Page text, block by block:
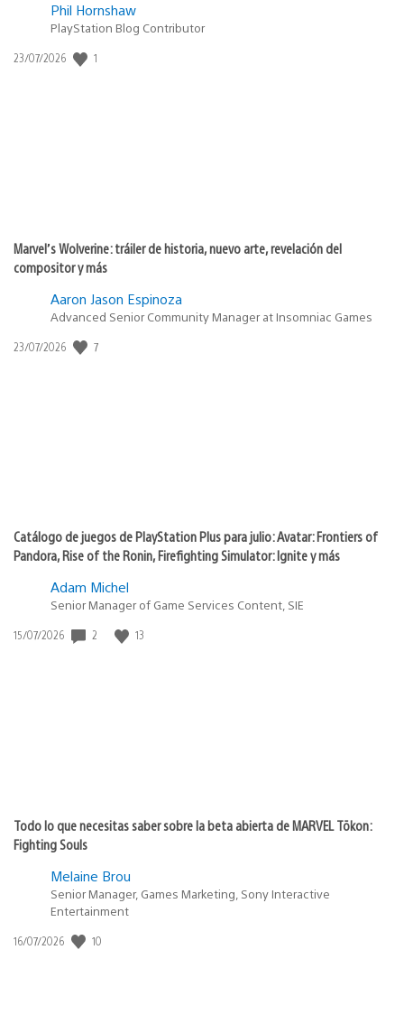
Phil Hornshaw
PlayStation Blog Contributor
Fecha
23/07/2026 1
Marvel’s Wolverine: tráiler de historia, nuevo arte, revelación del
compositor y más
Aaron Jason Espinoza
Advanced Senior Community Manager at Insomniac Games
Fecha
23/07/2026 7
Catálogo de juegos de PlayStation Plus para julio: Avatar: Frontiers of
Pandora, Rise of the Ronin, Firefighting Simulator: Ignite y más
Adam Michel
Senior Manager of Game Services Content, SIE
Fecha
15/07/2026 2 13
Todo lo que necesitas saber sobre la beta abierta de MARVEL Tōkon:
Fighting Souls
Melaine Brou
Senior Manager, Games Marketing, Sony Interactive
Entertainment
Fecha
16/07/2026 10